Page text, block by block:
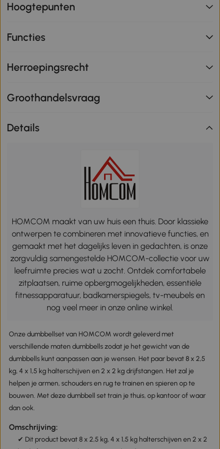
Hoogtepunten
Functies
Herroepingsrecht
Groothandelsvraag
Details
HOMCOM maakt van uw huis een thuis. Door klassieke
ontwerpen te combineren met innovatieve functies, en
gemaakt met het dagelijks leven in gedachten, is onze
zorgvuldig samengestelde HOMCOM-collectie voor uw
leefruimte precies wat u zocht. Ontdek comfortabele
zitplaatsen, ruime opbergmogelijkheden, essentiële
fitnessapparatuur, badkamerspiegels, tv-meubels en
nog veel meer in onze online winkel.
Onze dumbbellset van HOMCOM wordt geleverd met
verschillende maten dumbbells zodat je het gewicht van de
dumbbells kunt aanpassen aan je wensen. Het paar bevat 8 x 2,5
kg, 4 x 1,5 kg halterschijven en 2 x 2 kg drijfstangen. Het zal je
helpen je armen, schouders en rug te trainen en spieren op te
bouwen. Met deze dumbbell set train je thuis, op kantoor of waar
dan ook.
Omschrijving:
✔ Dit product bevat 8 x 2,5 kg, 4 x 1,5 kg halterschijven en 2 x 2